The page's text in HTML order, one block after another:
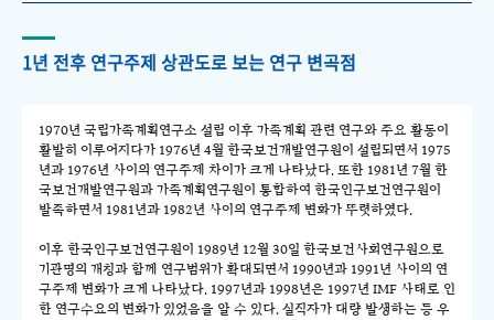
1년 전후 연구주제 상관도로 보는 연구 변곡점
1970년 국립가족계획연구소 설립 이후 가족계획 관련 연구와 주요 활동이
활발히 이루어지다가 1976년 4월 한국보건개발연구원이 설립되면서 1975
년과 1976년 사이의 연구주제 차이가 크게 나타났다. 또한 1981년 7월 한
국보건개발연구원과 가족계획연구원이 통합하여 한국인구보건연구원이
발족하면서 1981년과 1982년 사이의 연구주제 변화가 뚜렷하였다.
이후 한국인구보건연구원이 1989년 12월 30일 한국보건사회연구원으로
기관명의 개칭과 함께 연구범위가 확대되면서 1990년과 1991년 사이의 연
구주제 변화가 크게 나타났다. 1997년과 1998년은 1997년 IMF 사태로 인
한 연구수요의 변화가 있었음을 알 수 있다. 실직자가 대량 발생하는 등 우